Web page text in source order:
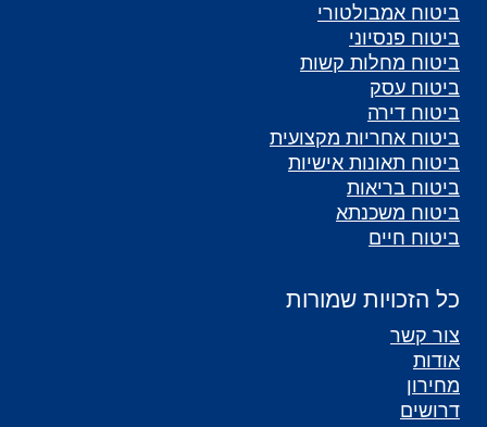
ביטוח אמבולטורי
ביטוח פנסיוני
ביטוח מחלות קשות
ביטוח עסק
ביטוח דירה
ביטוח אחריות מקצועית
ביטוח תאונות אישיות
ביטוח בריאות
ביטוח משכנתא
ביטוח חיים
כל הזכויות שמורות
צור קשר
אודות
מחירון
דרושים